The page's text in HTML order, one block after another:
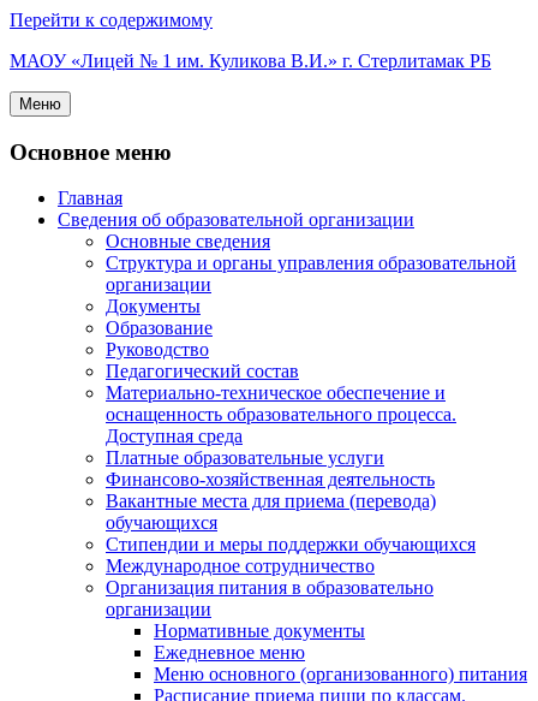
Перейти к содержимому
МАОУ «Лицей № 1 им. Куликова В.И.» г. Стерлитамак РБ
Меню
Основное меню
Главная
Сведения об образовательной организации
Основные сведения
Структура и органы управления образовательной
организации
Документы
Образование
Руководство
Педагогический состав
Материально-техническое обеспечение и
оснащенность образовательного процесса.
Доступная среда
Платные образовательные услуги
Финансово-хозяйственная деятельность
Вакантные места для приема (перевода)
обучающихся
Стипендии и меры поддержки обучающихся
Международное сотрудничество
Организация питания в образовательно
организации
Нормативные документы
Ежедневное меню
Меню основного (организованного) питания
Расписание приема пищи по классам.